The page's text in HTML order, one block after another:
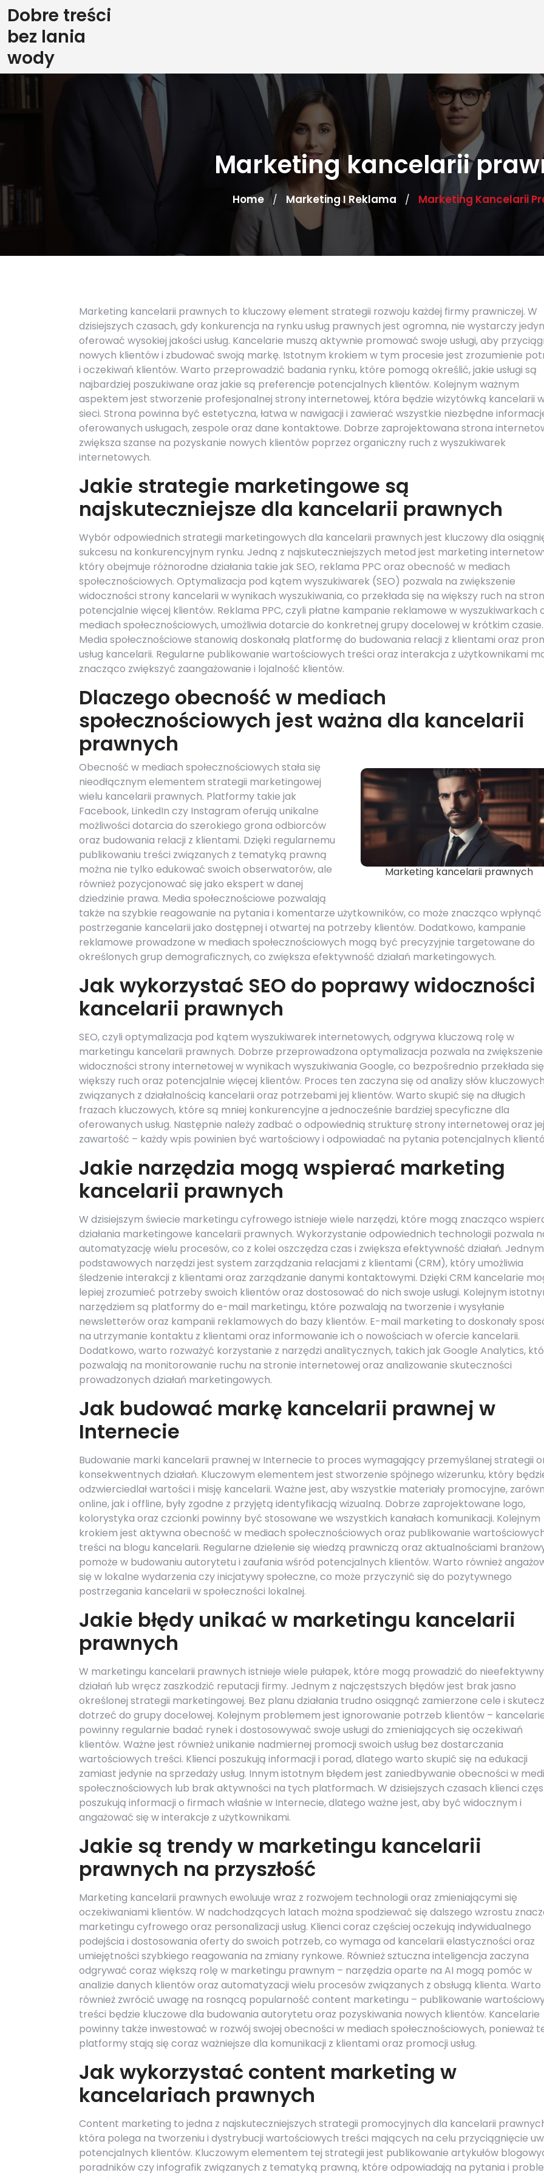
Skip
to
content
Dobre treści
bez lania
wody
Marketing kancelarii
Home / Marketing I Reklama / Marketing Kancelarii
Marketing kancelarii prawnych to kluczowy element strategii rozwoju każdej firmy prawniczej. W
dzisiejszych czasach, gdy konkurencja na rynku usług prawnych jest ogromna, nie wystarczy
oferować wysokiej jakości usług. Kancelarie muszą aktywnie promować swoje usługi, aby
nowych klientów i zbudować swoją markę. Istotnym krokiem w tym procesie jest zrozumienie
i oczekiwań klientów. Warto przeprowadzić badania rynku, które pomogą określić, jakie usługi są
najbardziej poszukiwane oraz jakie są preferencje potencjalnych klientów. Kolejnym ważnym
aspektem jest stworzenie profesjonalnej strony internetowej, która będzie wizytówką kancelarii
sieci. Strona powinna być estetyczna, łatwa w nawigacji i zawierać wszystkie niezbędne
oferowanych usługach, zespole oraz dane kontaktowe. Dobrze zaprojektowana strona
zwiększa szanse na pozyskanie nowych klientów poprzez organiczny ruch z wyszukiwarek
internetowych.
Jakie strategie marketingowe są
najskuteczniejsze dla kancelarii prawnych
Wybór odpowiednich strategii marketingowych dla kancelarii prawnych jest kluczowy dla
sukcesu na konkurencyjnym rynku. Jedną z najskuteczniejszych metod jest marketing
który obejmuje różnorodne działania takie jak SEO, reklama PPC oraz obecność w mediach
społecznościowych. Optymalizacja pod kątem wyszukiwarek (SEO) pozwala na zwiększenie
widoczności strony kancelarii w wynikach wyszukiwania, co przekłada się na większy ruch na
potencjalnie więcej klientów. Reklama PPC, czyli płatne kampanie reklamowe w wyszukiwarkach
mediach społecznościowych, umożliwia dotarcie do konkretnej grupy docelowej w krótkim czasie.
Media społecznościowe stanowią doskonałą platformę do budowania relacji z klientami oraz
usług kancelarii. Regularne publikowanie wartościowych treści oraz interakcja z użytkownikami
znacząco zwiększyć zaangażowanie i lojalność klientów.
Dlaczego obecność w mediach
społecznościowych jest ważna dla kancelarii
prawnych
Marketing kancelarii prawnych
Obecność w mediach społecznościowych stała się
nieodłącznym elementem strategii marketingowej
wielu kancelarii prawnych. Platformy takie jak
Facebook, LinkedIn czy Instagram oferują unikalne
możliwości dotarcia do szerokiego grona odbiorców
oraz budowania relacji z klientami. Dzięki regularnemu
publikowaniu treści związanych z tematyką prawną
można nie tylko edukować swoich obserwatorów, ale
również pozycjonować się jako ekspert w danej
dziedzinie prawa. Media społecznościowe pozwalają
także na szybkie reagowanie na pytania i komentarze użytkowników, co może znacząco wpłynąć
postrzeganie kancelarii jako dostępnej i otwartej na potrzeby klientów. Dodatkowo, kampanie
reklamowe prowadzone w mediach społecznościowych mogą być precyzyjnie targetowane do
określonych grup demograficznych, co zwiększa efektywność działań marketingowych.
Jak wykorzystać SEO do poprawy widoczności
kancelarii prawnych
SEO, czyli optymalizacja pod kątem wyszukiwarek internetowych, odgrywa kluczową rolę w
marketingu kancelarii prawnych. Dobrze przeprowadzona optymalizacja pozwala na zwiększenie
widoczności strony internetowej w wynikach wyszukiwania Google, co bezpośrednio przekłada
większy ruch oraz potencjalnie więcej klientów. Proces ten zaczyna się od analizy słów kluczowych
związanych z działalnością kancelarii oraz potrzebami jej klientów. Warto skupić się na długich
frazach kluczowych, które są mniej konkurencyjne a jednocześnie bardziej specyficzne dla
oferowanych usług. Następnie należy zadbać o odpowiednią strukturę strony internetowej oraz jej
zawartość – każdy wpis powinien być wartościowy i odpowiadać na pytania potencjalnych
Jakie narzędzia mogą wspierać marketing
kancelarii prawnych
W dzisiejszym świecie marketingu cyfrowego istnieje wiele narzędzi, które mogą znacząco
działania marketingowe kancelarii prawnych. Wykorzystanie odpowiednich technologii pozwala
automatyzację wielu procesów, co z kolei oszczędza czas i zwiększa efektywność działań.
podstawowych narzędzi jest system zarządzania relacjami z klientami (CRM), który umożliwia
śledzenie interakcji z klientami oraz zarządzanie danymi kontaktowymi. Dzięki CRM kancelarie
lepiej zrozumieć potrzeby swoich klientów oraz dostosować do nich swoje usługi. Kolejnym
narzędziem są platformy do e-mail marketingu, które pozwalają na tworzenie i wysyłanie
newsletterów oraz kampanii reklamowych do bazy klientów. E-mail marketing to doskonały
na utrzymanie kontaktu z klientami oraz informowanie ich o nowościach w ofercie kancelarii.
Dodatkowo, warto rozważyć korzystanie z narzędzi analitycznych, takich jak Google Analytics,
pozwalają na monitorowanie ruchu na stronie internetowej oraz analizowanie skuteczności
prowadzonych działań marketingowych.
Jak budować markę kancelarii prawnej w
Internecie
Budowanie marki kancelarii prawnej w Internecie to proces wymagający przemyślanej strategii
konsekwentnych działań. Kluczowym elementem jest stworzenie spójnego wizerunku, który
odzwierciedlał wartości i misję kancelarii. Ważne jest, aby wszystkie materiały promocyjne,
online, jak i offline, były zgodne z przyjętą identyfikacją wizualną. Dobrze zaprojektowane logo,
kolorystyka oraz czcionki powinny być stosowane we wszystkich kanałach komunikacji. Kolejnym
krokiem jest aktywna obecność w mediach społecznościowych oraz publikowanie
treści na blogu kancelarii. Regularne dzielenie się wiedzą prawniczą oraz aktualnościami
pomoże w budowaniu autorytetu i zaufania wśród potencjalnych klientów. Warto również
się w lokalne wydarzenia czy inicjatywy społeczne, co może przyczynić się do pozytywnego
postrzegania kancelarii w społeczności lokalnej.
Jakie błędy unikać w marketingu kancelarii
prawnych
W marketingu kancelarii prawnych istnieje wiele pułapek, które mogą prowadzić do
działań lub wręcz zaszkodzić reputacji firmy. Jednym z najczęstszych błędów jest brak jasno
określonej strategii marketingowej. Bez planu działania trudno osiągnąć zamierzone cele i
dotrzeć do grupy docelowej. Kolejnym problemem jest ignorowanie potrzeb klientów –
powinny regularnie badać rynek i dostosowywać swoje usługi do zmieniających się oczekiwań
klientów. Ważne jest również unikanie nadmiernej promocji swoich usług bez dostarczania
wartościowych treści. Klienci poszukują informacji i porad, dlatego warto skupić się na edukacji
zamiast jedynie na sprzedaży usług. Innym istotnym błędem jest zaniedbywanie obecności w
społecznościowych lub brak aktywności na tych platformach. W dzisiejszych czasach klienci
poszukują informacji o firmach właśnie w Internecie, dlatego ważne jest, aby być widocznym i
angażować się w interakcje z użytkownikami.
Jakie są trendy w marketingu kancelarii
prawnych na przyszłość
Marketing kancelarii prawnych ewoluuje wraz z rozwojem technologii oraz zmieniającymi się
oczekiwaniami klientów. W nadchodzących latach można spodziewać się dalszego wzrostu
marketingu cyfrowego oraz personalizacji usług. Klienci coraz częściej oczekują indywidualnego
podejścia i dostosowania oferty do swoich potrzeb, co wymaga od kancelarii elastyczności oraz
umiejętności szybkiego reagowania na zmiany rynkowe. Również sztuczna inteligencja zaczyna
odgrywać coraz większą rolę w marketingu prawnym – narzędzia oparte na AI mogą pomóc w
analizie danych klientów oraz automatyzacji wielu procesów związanych z obsługą klienta. Warto
również zwrócić uwagę na rosnącą popularność content marketingu – publikowanie
treści będzie kluczowe dla budowania autorytetu oraz pozyskiwania nowych klientów. Kancelarie
powinny także inwestować w rozwój swojej obecności w mediach społecznościowych, ponieważ
platformy stają się coraz ważniejsze dla komunikacji z klientami oraz promocji usług.
Jak wykorzystać content marketing w
kancelariach prawnych
Content marketing to jedna z najskuteczniejszych strategii promocyjnych dla kancelarii
która polega na tworzeniu i dystrybucji wartościowych treści mających na celu przyciągnięcie
potencjalnych klientów. Kluczowym elementem tej strategii jest publikowanie artykułów
poradników czy infografik związanych z tematyką prawną, które odpowiadają na pytania i